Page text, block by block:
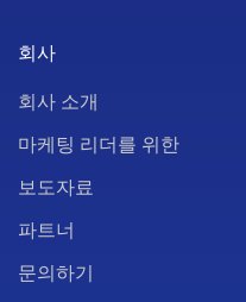
회사
회사 소개
마케팅 리더를 위한
보도자료
파트너
문의하기